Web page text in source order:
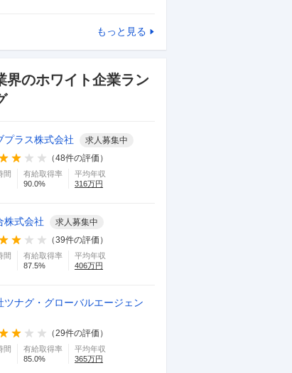
もっと見る
界のホワイト企業ラン
プラス株式会社 求人募集中
（48件の評価）
間
有給取得率
90.0%
平均年収
316万円
株式会社 求人募集中
（39件の評価）
間
有給取得率
87.5%
平均年収
406万円
ツナグ・グローバルエージェン
（29件の評価）
間
有給取得率
85.0%
平均年収
365万円